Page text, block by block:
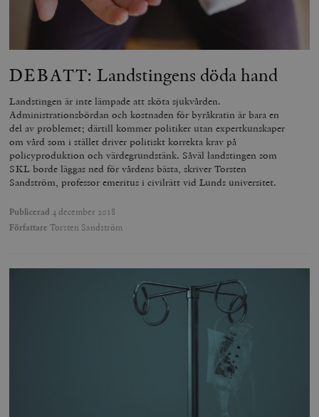
DEBATT: Landstingens döda hand
Landstingen är inte lämpade att sköta sjukvården.
Administrationsbördan och kostnaden för byråkratin är bara en
del av problemet; därtill kommer politiker utan expertkunskaper
om vård som i stället driver politiskt korrekta krav på
policyproduktion och värdegrundstänk. Såväl landstingen som
SKL borde läggas ned för vårdens bästa, skriver Torsten
Sandström, professor emeritus i civilrätt vid Lunds universitet.
Publicerad 4 december 2018
Författare Torsten Sandström